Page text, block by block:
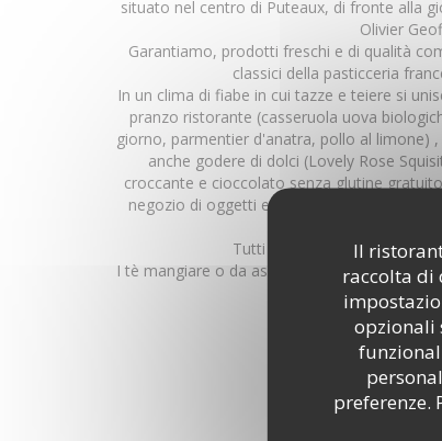
Il
raccolta di
opzionali
preferenze.
situato nel centro di Puteaux, di fronte alla
Olivier
Garantiamo, prodotti freschi e di qualità
classici della pasticceria
In un clima di fiabe in cui tazze e teiere si
pranzo ristorante (casseruola uova
giorno, parmentier d'anatra, pollo al limone)
anche godere di dolci (Lovely Rose
croccante e cioccolato senza glutine
negozio di oggetti e prelibatezze biologiche
Tutti i dolci sono fatti
I tè mangiare o da asporto sono stati
di tè; Lydia
Noi non dimentichiamo i bambini che
d'occupazione, mentre le mamme
Presto
SCOPRI IL